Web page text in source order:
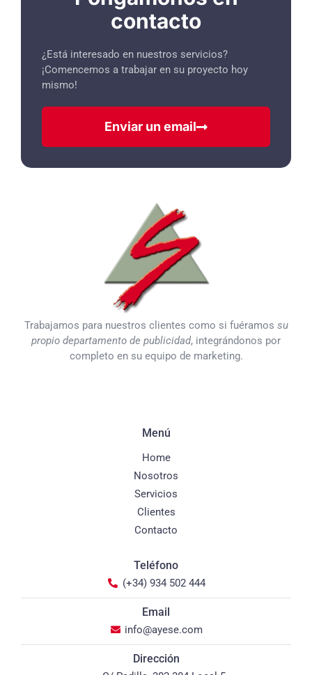
contacto
¿Está interesado en nuestros servicios?
¡Comencemos a trabajar en su proyecto hoy
mismo!
Enviar un email
Trabajamos para nuestros clientes como si fuéramos su
propio departamento de publicidad, integrándonos por
completo en su equipo de marketing.
Menú
Home
Nosotros
Servicios
Clientes
Contacto
Teléfono
(+34) 934 502 444
Email
info@ayese.com
Dirección